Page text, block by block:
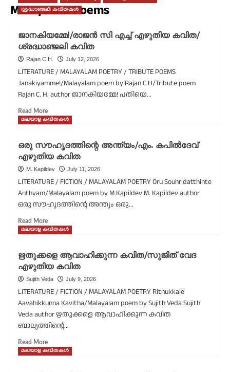
Malayalam Poems
ശ്രദ്ധാഞ്ജലി കവിതകൾ
ജാനകിയമ്മേ!/രാജന്‍ സി എച്ച് എഴുതിയ കവിത/
ശ്രദ്ധാഞ്ജലി കവിത
Rajan C.H. July 12, 2026
LITERATURE / MALAYALAM POETRY / TRIBUTE POEMS
Janakiyamme!/Malayalam poem by Rajan C H/Tribute poem
Rajan C. H. author ജാനകിയമ്മേ! പതിയെ...
Read MoreRead
more
രാജന്‍
സി
എച്ച്
എഴുതിയ
ശ്രദ്ധാഞ്ജലി
കവിത
മലയാള കവിതകൾ
ഒരു സൗഹൃദത്തിന്റെ അന്ത്യം/എം. കപിൽദേവ്
എഴുതിയ കവിത
M. Kapildev July 11, 2026
LITERATURE / FICTION / MALAYALAM POETRY Oru Souhridatthinte
Anthyam/Malayalam poem by M Kapildev M. Kapildev author
ഒരു സൗഹൃദത്തിന്റെ അന്ത്യം ഒരു...
Read MoreRead
more
സൗഹൃദത്തിന്റെ
അന്ത്യം/
എം.
കപിൽദേവ്
കവിത
മലയാള കവിതകൾ
ഋതുക്കളെ ആവാഹിക്കുന്ന കവിത/സുജിത് വേദ
എഴുതിയ കവിത
Sujith Veda July 9, 2026
LITERATURE / FICTION / MALAYALAM POETRY Rithukkale
Aavahikkunna Kavitha/Malayalam poem by Sujith Veda Sujith
Veda author ഋതുക്കളെ ആവാഹിക്കുന്ന കവിത
ബാല്യത്തിന്റെ...
Read MoreRead
more
മലയാള കവിതകൾ